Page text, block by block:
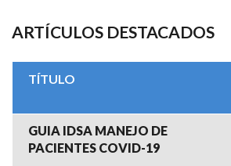
ARTÍCULOS DESTACADOS
TÍTULO
GUIA IDSA MANEJO DE
PACIENTES COVID-19